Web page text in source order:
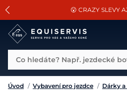
SLEVA 13% na vše
😮 CRAZY SLEVY
📐Pasování a doplňky k
Úvod / Vybavení pro jezdce / Dárky